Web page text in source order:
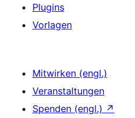
Plugins
Vorlagen
Mitwirken (engl.)
Veranstaltungen
Spenden (engl.) ↗